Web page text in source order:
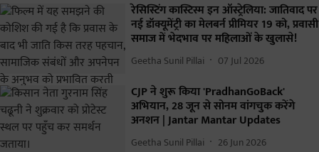
रेसिस्टिंग कास्टिस्म इन ऑस्ट्रेलिया: जातिवाद पर
नई डॉक्यूमेंट्री का मेलबर्न प्रीमियर 19 को, प्रवासी
समाज में भेदभाव पर महिलाओं के खुलासे!
Geetha Sunil Pillai 07 Jul 2026
CJP ने शुरू किया 'PradhanGoBack'
अभियान, 28 जून से सोनम वांगचुक करेंगे
अनशन | Jantar Mantar Updates
Geetha Sunil Pillai 26 Jun 2026